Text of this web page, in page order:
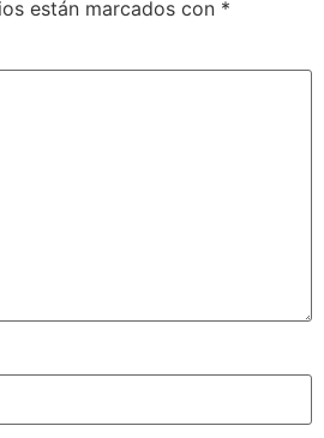
están marcados con *